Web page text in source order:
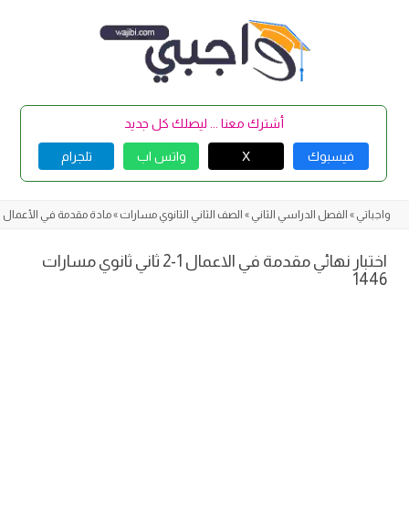
أشترك معنا ... ليصلك كل جديد
فيسبوك X واتس اب تلجرام
واجباتي » الفصل الدراسي الثاني » الصف الثاني الثانوي مسارات »مادة مقدمة في الأعمال 1-2
اختبار نهائي مقدمة في الاعمال 1-2 ثاني ثانوي مسارات
1446